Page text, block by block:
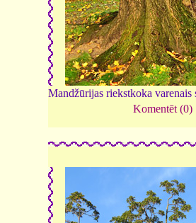
Mandžūrijas riekstkoka varenais
Komentēt (0)